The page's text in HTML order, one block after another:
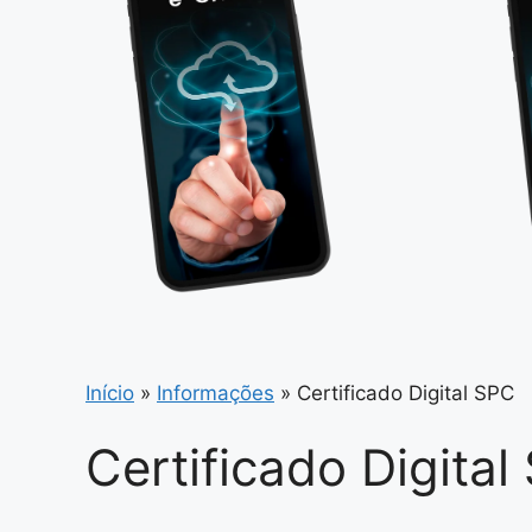
Início » Informações » Certificado Digital SPC
Certificado Digital